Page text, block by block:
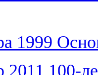
1999
2011 100-